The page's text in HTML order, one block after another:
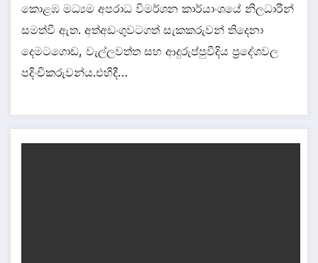
කොළඹ මධ්‍යම අපරාධ විමර්ශන කාර්යාංශයේ නිලධාරීන්
සමත්වී ඇත. අත්අඩංගුවටගත් සැකකරුවන් තිදෙනා
දෙමටගොඩ, වැල්ලවත්ත සහ ආදුරුප්පුවීදිය ප්‍රදේශවල
පදිංචිකරුවන්ය.එහිදී…